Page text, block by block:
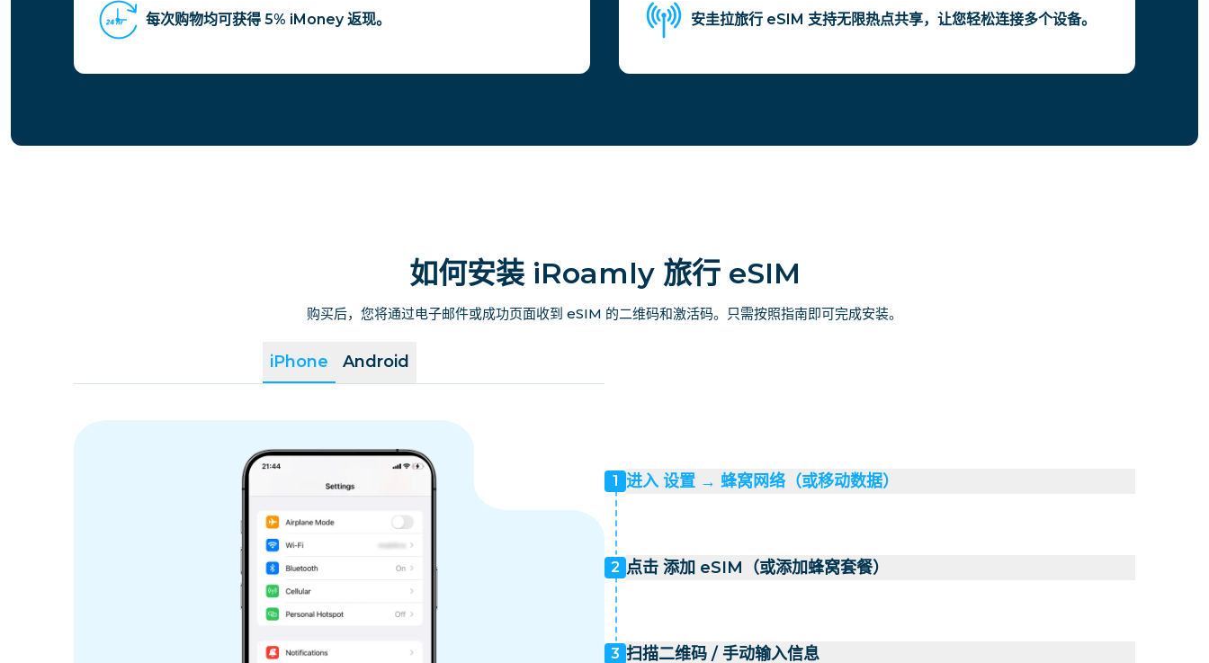
每次购物均可获得 5% iMoney 返现。 安圭拉旅行 eSIM 支持无限热点共享，让您轻松连接多个设备。
如何安装 iRoamly 旅行 eSIM
购买后，您将通过电子邮件或成功页面收到 eSIM 的二维码和激活码。只需按照指南即可完成安装。
iPhone Android
1 进入 设置 → 蜂窝网络（或移动数据）
2 点击 添加 eSIM（或添加蜂窝套餐）
3 扫描二维码 / 手动输入信息